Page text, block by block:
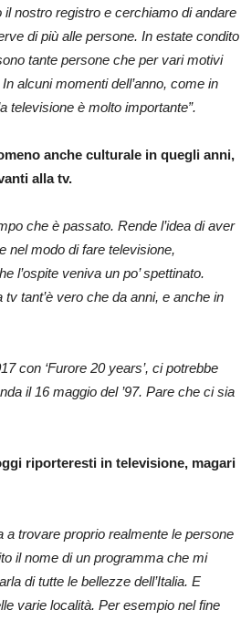
nostro registro e cerchiamo di andare
di più alle persone. In estate condito
tante persone che per vari motivi
alcuni momenti dell’anno, come in
televisione è molto importante”.
anche culturale in quegli anni,
alla tv.
che è passato. Rende l’idea di aver
nel modo di fare televisione,
l’ospite veniva un po’ spettinato.
tant’è vero che da anni, e anche in
con ‘Furore 20 years’, ci potrebbe
il 16 maggio del ’97. Pare che ci sia
riporteresti in televisione, magari
a trovare proprio realmente le persone
il nome di un programma che mi
di tutte le bellezze dell’Italia. E
varie località. Per esempio nel fine